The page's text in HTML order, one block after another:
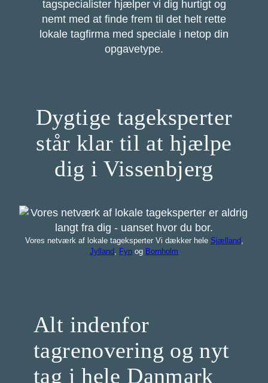
tagspecialister hjælper vi dig hurtigt og
nemt med at finde frem til det helt rette
lokale tagfirma med speciale i netop din
opgavetype.
Dygtige tageksperter
står klar til at hjælpe
dig i Vissenbjerg
Vores netværk af lokale tageksperter Vi dækker hele Sjælland
Jylland
Fyn og Bornholm
Alt indenfor
tagrenovering og nyt
tag i hele Danmark